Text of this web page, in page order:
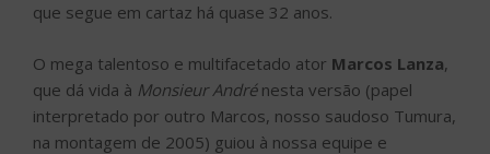
que segue em cartaz há quase 32 anos.
O mega talentoso e multifacetado ator Marcos Lanza,
que dá vida à Monsieur Andrénesta versão (papel
interpretado por outro Marcos, nosso saudoso Tumura,
na montagem de 2005) guiou à nossa equipe e